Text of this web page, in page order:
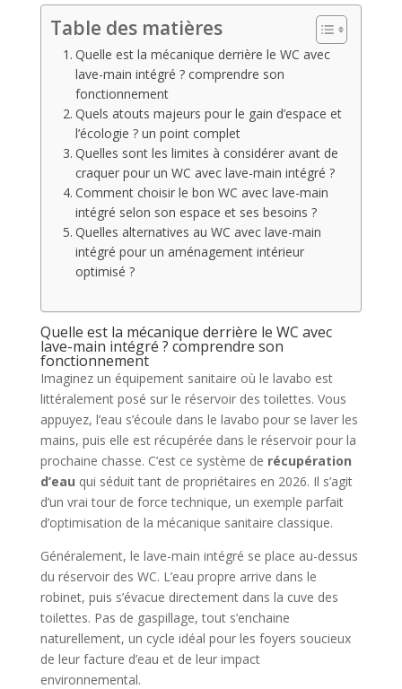
Table des matières
Quelle est la mécanique derrière le WC avec
lave-main intégré ? comprendre son
fonctionnement
Quels atouts majeurs pour le gain d’espace et
l’écologie ? un point complet
Quelles sont les limites à considérer avant de
craquer pour un WC avec lave-main intégré ?
Comment choisir le bon WC avec lave-main
intégré selon son espace et ses besoins ?
Quelles alternatives au WC avec lave-main
intégré pour un aménagement intérieur
optimisé ?
Quelle est la mécanique derrière le WC avec
lave-main intégré ? comprendre son
fonctionnement
Imaginez un équipement sanitaire où le lavabo est
littéralement posé sur le réservoir des toilettes. Vous
appuyez, l’eau s’écoule dans le lavabo pour se laver les
mains, puis elle est récupérée dans le réservoir pour la
prochaine chasse. C’est ce système de récupération
d’eau qui séduit tant de propriétaires en 2026. Il s’agit
d’un vrai tour de force technique, un exemple parfait
d’optimisation de la mécanique sanitaire classique.
Généralement, le lave-main intégré se place au-dessus
du réservoir des WC. L’eau propre arrive dans le
robinet, puis s’évacue directement dans la cuve des
toilettes. Pas de gaspillage, tout s’enchaine
naturellement, un cycle idéal pour les foyers soucieux
de leur facture d’eau et de leur impact
environnemental.